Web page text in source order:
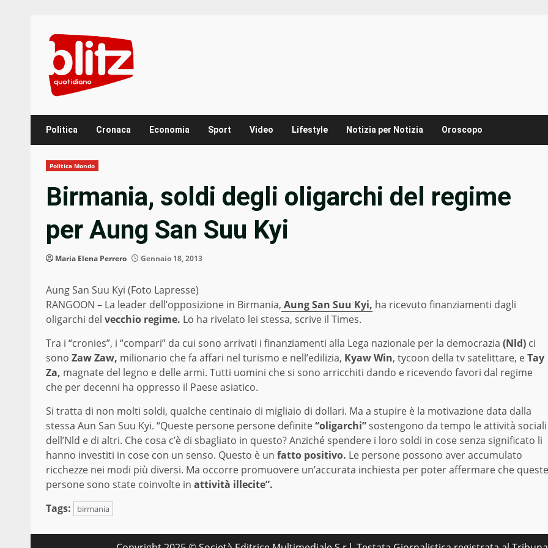
content
Politica Cronaca Economia Sport Video Lifestyle Notizia per Notizia Oroscopo
Politica Mondo
Birmania, soldi degli oligarchi del regime
per Aung San Suu Kyi
Maria Elena Perrero Gennaio 18, 2013
Aung San Suu Kyi (Foto Lapresse)
RANGOON – La leader dell’opposizione in Birmania, Aung San Suu Kyi, ha ricevuto finanziamenti dagli
oligarchi del vecchio regime. Lo ha rivelato lei stessa, scrive il Times.
Tra i “cronies”, i “compari” da cui sono arrivati i finanziamenti alla Lega nazionale per la democrazia (Nld) ci
sono Zaw Zaw, milionario che fa affari nel turismo e nell’edilizia, Kyaw Win, tycoon della tv satelittare, eTay
Za, magnate del legno e delle armi. Tutti uomini che si sono arricchiti dando e ricevendo favori dal regime
che per decenni ha oppresso il Paese asiatico.
Si tratta di non molti soldi, qualche centinaio di migliaio di dollari. Ma a stupire è la motivazione data dalla
stessa Aun San Suu Kyi. “Queste persone persone definite“oligarchi”sostengono da tempo le attività sociali
dell’Nld e di altri. Che cosa c’è di sbagliato in questo? Anziché spendere i loro soldi in cose senza significato li
hanno investiti in cose con un senso. Questo è un fatto positivo. Le persone possono aver accumulato
ricchezze nei modi più diversi. Ma occorre promuovere un’accurata inchiesta per poter affermare che queste
persone sono state coinvolte in attività illecite”.
Tags:
birmania